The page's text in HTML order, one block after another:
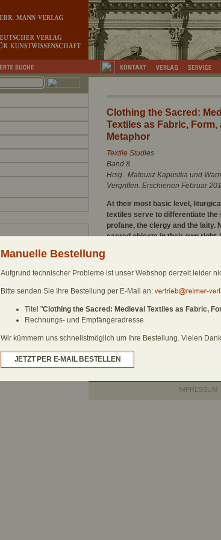
Manuelle Bestellung
Aufgrund technischer Probleme ist unser Webshop derzeit leider
Bitte senden Sie Ihre Bestellung per E-Mail an:
Titel "Clothing the Sacred: Medieval Textiles as Fabric,
Rechnungs- und Empfängeradresse
Wir kümmern uns schnellstmöglich um Ihre Bestellung. Vielen
JETZT PER E-MAIL BESTELLEN
Clothing the Sacred:
Textiles as Fabric, Form,
Metaphor
Textile Studies
Band 8
Hrsg. Mateusz Kapustka und
Vergriffen. Erschienen Februar
At their most basic level,
textiles serve to differentiate the
profane, the clergy and the laity.
sacred objects in their own right,
the life of Christ or to the
of the heavenly graces.
DAS KÖNNTE SIE AUCH
Bildwissenschaft
Kulturgeschichte
IMPRESSUM